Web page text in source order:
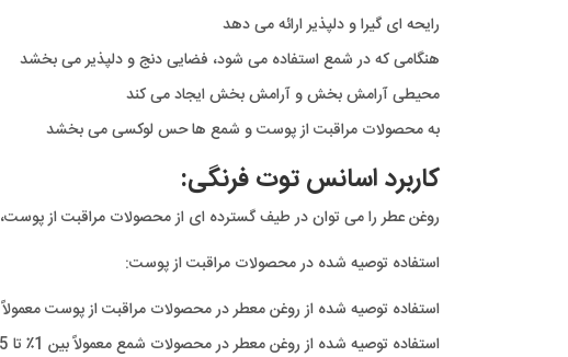
رایحه ای گیرا و دلپذیر ارائه می دهد
هنگامی که در شمع استفاده می شود، فضایی دنج و دلپذیر می بخشد
محیطی آرامش بخش و آرامش بخش ایجاد می کند
به محصولات مراقبت از پوست و شمع ها حس لوکسی می بخشد
کاربرد اسانس توت فرنگی:
روغن عطر را می توان در طیف گسترده ای از محصولات مراقبت از پوست،
استفاده توصیه شده در محصولات مراقبت از پوست:
استفاده توصیه شده از روغن معطر در محصولات مراقبت از پوست معمولاً بین 0.5٪ تا
استفاده توصیه شده از روغن معطر در محصولات شمع معمولاً بین 1٪ تا 15٪ است.